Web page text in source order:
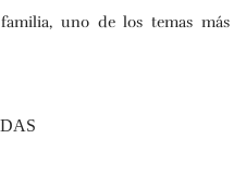
uno de los temas más